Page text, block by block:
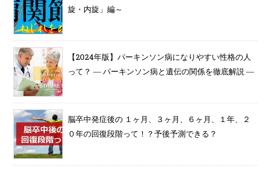
旋・内旋」編～
【2024年版】パーキンソン病になりやすい性格の人
って？ ― パーキンソン病と遺伝の関係を徹底解説 ―
脳卒中発症後の １ヶ月、３ヶ月、６ヶ月、１年、２
０年の回復段階って！？予後予測できる？